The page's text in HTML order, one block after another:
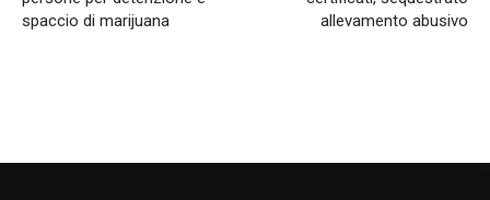
spaccio di marijuana
allevamento abusivo